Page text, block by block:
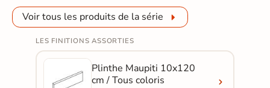
Voir tous les produits de la série
LES FINITIONS ASSORTIES
Plinthe Maupiti 10x120
cm / Tous coloris